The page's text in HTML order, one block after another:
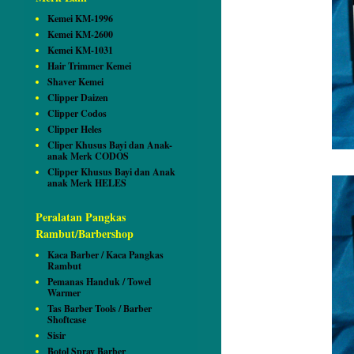
Kemei KM-1996
Kemei KM-2600
Kemei KM-1031
Hair Trimmer Kemei
Shaver Kemei
Clipper Daizen
Clipper Codos
Clipper Heles
Cliper Khusus Bayi dan Anak-
anak Merk CODOS
Clipper Khusus Bayi dan Anak
anak Merk HELES
Peralatan Pangkas
Rambut/Barbershop
Kaca Barber / Kaca Pangkas
Rambut
Pemanas Handuk / Towel
Warmer
Tas Barber Tools / Barber
Shoftcase
Sisir
Botol Spray Barber